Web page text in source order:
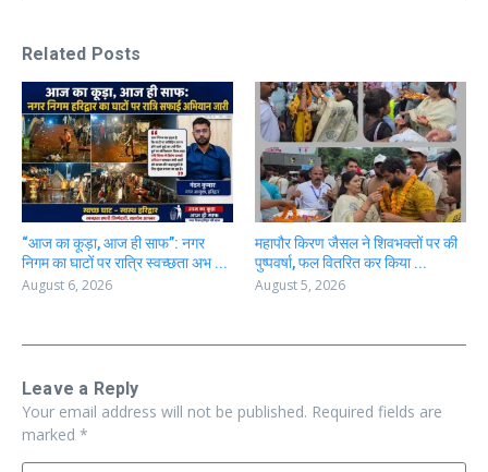
Related Posts
“आज का कूड़ा, आज ही साफ”: नगर
निगम का घाटों पर रात्रि स्वच्छता अभ ...
August 6, 2026
महापौर किरण जैसल ने शिवभक्तों पर की
पुष्पवर्षा, फल वितरित कर किया ...
August 5, 2026
Leave a Reply
Your email address will not be published. Required fields are
marked *